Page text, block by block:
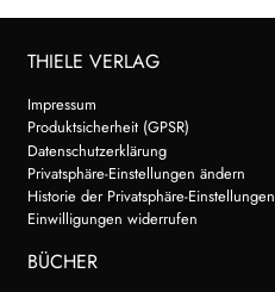
THIELE VERLAG
Impressum
Produktsicherheit (GPSR)
Datenschutzerklärung
Privatsphäre-Einstellungen ändern
Historie der Privatsphäre-Einstellungen
Einwilligungen widerrufen
BÜCHER